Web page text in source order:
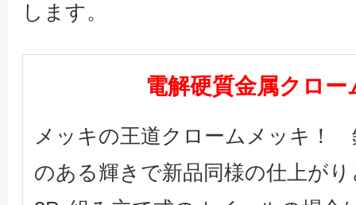
します。
電解硬質金属クロ
メッキの王道クロームメッキ！
のある輝きで新品同様の仕上が